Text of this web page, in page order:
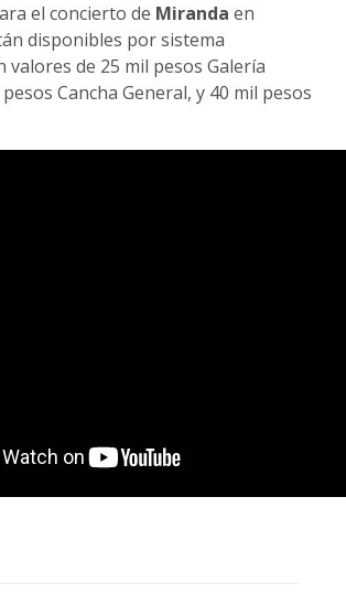
el concierto de Miranda en
disponibles por sistema
valores de 25 mil pesos Galería
Cancha General, y 40 mil pesos